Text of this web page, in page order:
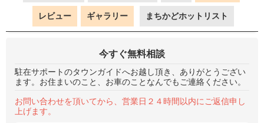
レビュー ギャラリー まちかどホットリスト
今すぐ無料相談
駐在サポートのタウンガイドへお越し頂き、ありがとうござい
ます。お住まいのこと、お車のことなんでもご連絡ください。
お問い合わせを頂いてから、営業日２４時間以内にご返信申し
上げます。